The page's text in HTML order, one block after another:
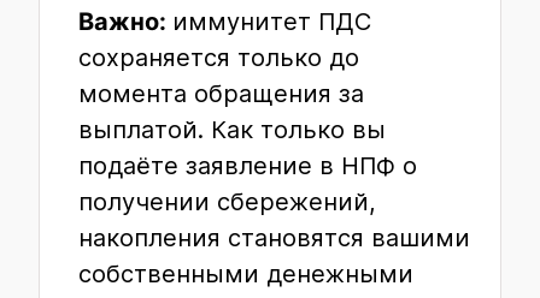
Важно: иммунитет ПДС
сохраняется только до
момента обращения за
выплатой. Как только вы
подаёте заявление в НПФ о
получении сбережений,
накопления становятся вашими
собственными денежными